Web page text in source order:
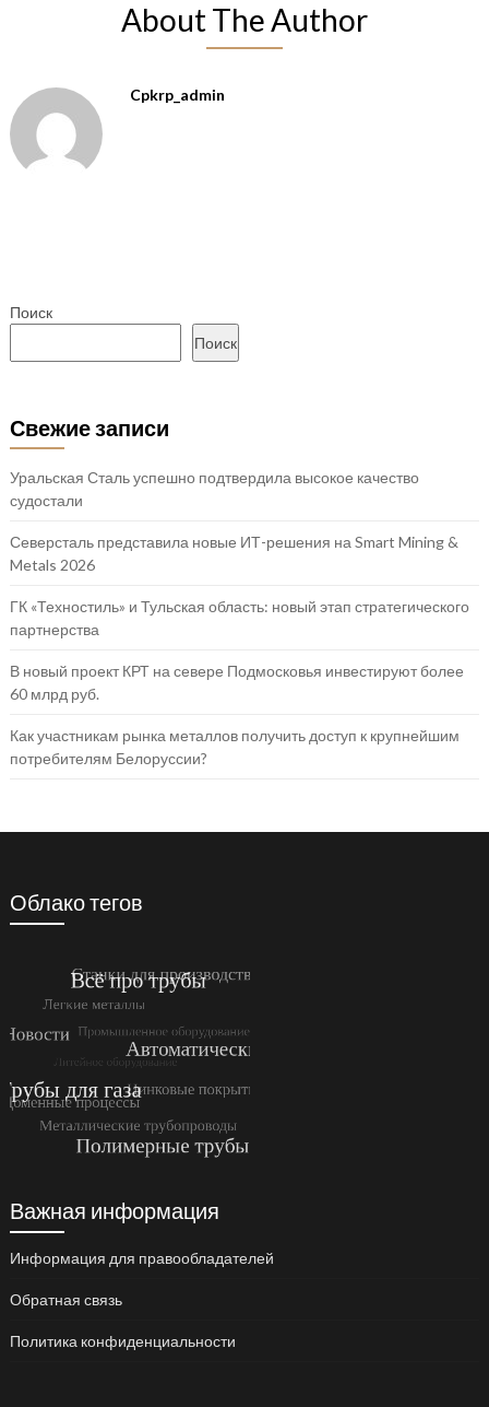
About The Author
Cpkrp_admin
Поиск
Поиск
Свежие записи
Уральская Сталь успешно подтвердила высокое качество
судостали
Северсталь представила новые ИТ-решения на Smart Mining &
Metals 2026
ГК «Техностиль» и Тульская область: новый этап стратегического
партнерства
В новый проект КРТ на севере Подмосковья инвестируют более
60 млрд руб.
Как участникам рынка металлов получить доступ к крупнейшим
потребителям Белоруссии?
Облако тегов
Важная информация
Информация для правообладателей
Обратная связь
Политика конфиденциальности